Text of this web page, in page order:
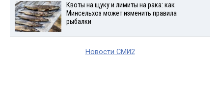
Квоты на щуку и лимиты на рака: как
Минсельхоз может изменить правила
рыбалки
Новости СМИ2